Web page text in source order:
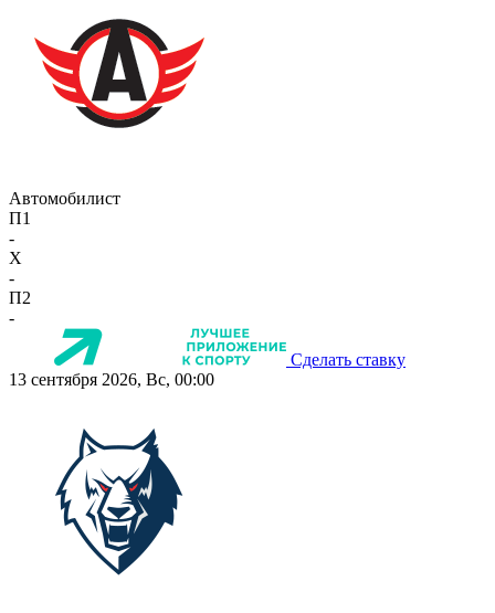
Автомобилист
П1
-
X
-
П2
-
Сделать ставку
13 сентября 2026, Вс, 00:00